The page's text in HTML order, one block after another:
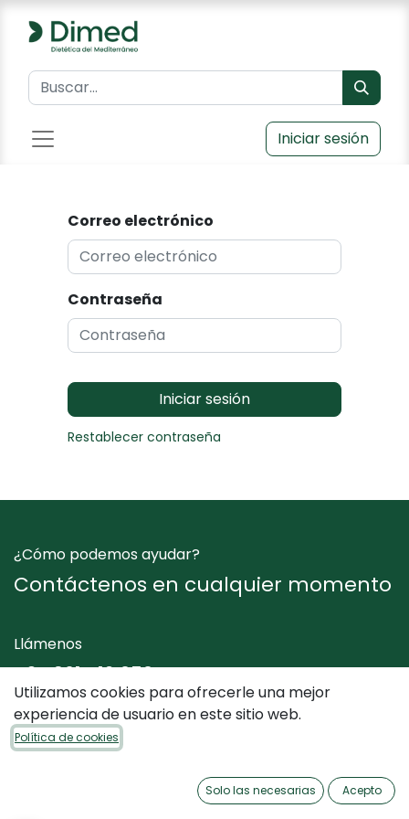
Iniciar sesión
Correo electrónico
Contraseña
Iniciar sesión
Restablecer contraseña
¿Cómo podemos ayudar?
Contáctenos en cualquier momento
Llámenos
+34 961 412 050
Envíenos un mensaje
Utilizamos cookies para ofrecerle una mejor
experiencia de usuario en este sitio web.
Política de cookies
Solo las necesarias Acepto